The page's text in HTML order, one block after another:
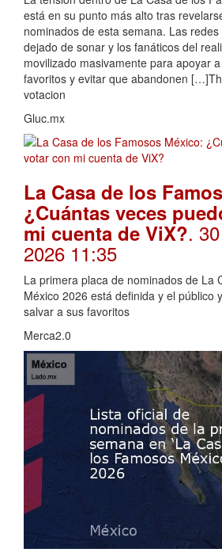
está en su punto más alto tras
nominados de esta semana. Las
dejado de sonar y los fanáticos del
movilizado masivamente para apoyar
favoritos y evitar que abandonen
votacion
Gluc.mx
La Casa de los
¿Cuántas veces
mi cuenta de ViX?.
2026 11:35
La primera placa de nominados de La
México 2026 está definida y el público
salvar a sus favoritos
Merca2.0